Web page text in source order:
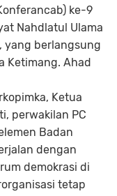
ke-9
Nahdlatul Ulama
yang berlangsung
Ketimang. Ahad
Ketua
perwakilan PC
Badan
dengan
demokrasi di
tetap